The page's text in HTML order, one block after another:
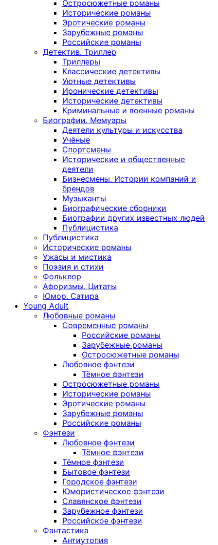
Остросюжетные романы
Исторические романы
Эротические романы
Зарубежные романы
Российские романы
Детектив. Триллер
Триллеры
Классические детективы
Уютные детективы
Иронические детективы
Исторические детективы
Криминальные и военные романы
Биографии. Мемуары
Деятели культуры и искусства
Учёные
Спортсмены
Исторические и общественные
деятели
Бизнесмены. Истории компаний и
брендов
Музыканты
Биографические сборники
Биографии других известных людей
Публицистика
Публицистика
Исторические романы
Ужасы и мистика
Поэзия и стихи
Фольклор
Афоризмы. Цитаты
Юмор. Сатира
Young Adult
Любовные романы
Современные романы
Российские романы
Зарубежные романы
Остросюжетные романы
Любовное фэнтези
Тёмное фэнтези
Остросюжетные романы
Исторические романы
Эротические романы
Зарубежные романы
Российские романы
Фэнтези
Любовное фэнтези
Тёмное фэнтези
Тёмное фэнтези
Бытовое фэнтези
Городское фэнтези
Юмористическое фэнтези
Славянское фэнтези
Зарубежное фэнтези
Российское фэнтези
Фантастика
Антиутопия